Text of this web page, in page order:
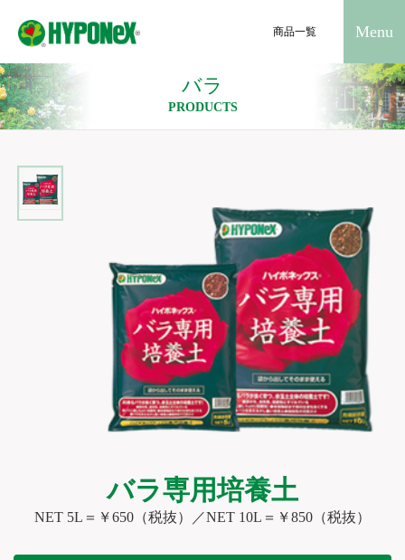
商品一覧 Menu
バラ
PRODUCTS
バラ専用培養土
NET 5L＝￥650（税抜）／NET 10L＝￥850（税抜）